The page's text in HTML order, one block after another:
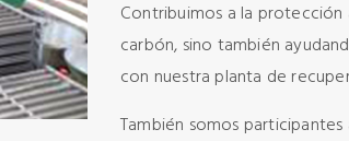
Contribuimos a la
carbón, sino también
con nuestra planta de
También somos